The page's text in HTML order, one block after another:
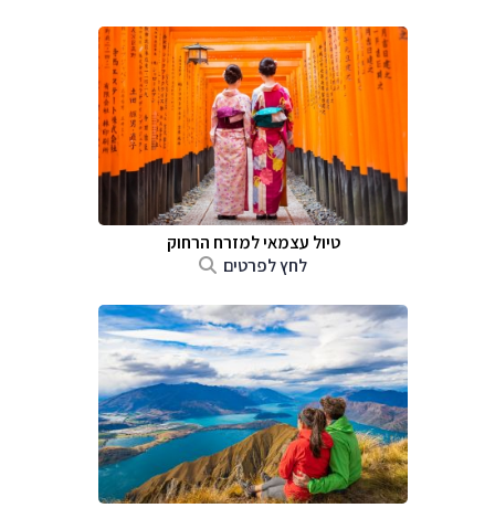
טיול עצמאי למזרח הרחוק
לחץ לפרטים